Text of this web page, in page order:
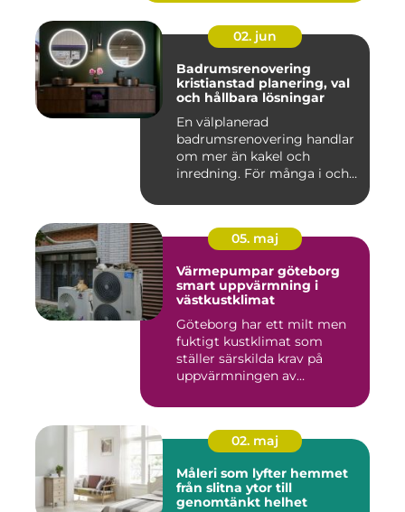
02. jun
Badrumsrenovering
kristianstad planering, val
och hållbara lösningar
En välplanerad
badrumsrenovering handlar
om mer än kakel och
inredning. För många i och
05. maj
Värmepumpar göteborg
smart uppvärmning i
västkustklimat
Göteborg har ett milt men
fuktigt kustklimat som
ställer särskilda krav på
uppvärmningen av
02. maj
Måleri som lyfter hemmet
från slitna ytor till
genomtänkt helhet